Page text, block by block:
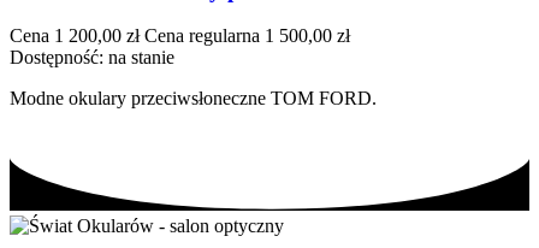
Cena 1 200,00 zł Cena regularna 1 500,00 zł
Dostępność: na stanie
Modne okulary przeciwsłoneczne TOM FORD.